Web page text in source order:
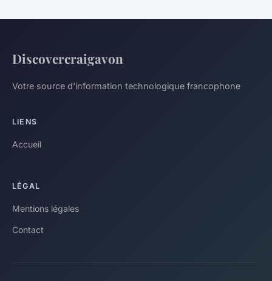
Discovercraigavon
Votre source d'information technologique francophone
LIENS
Accueil
LÉGAL
Mentions légales
Contact